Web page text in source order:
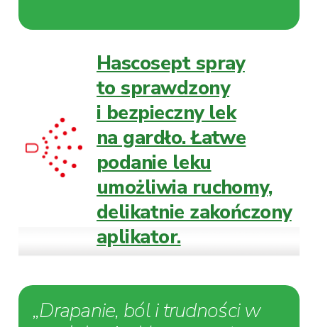
Hascosept spray
to sprawdzony
i bezpieczny lek
na gardło. Łatwe
podanie leku
umożliwia ruchomy,
delikatnie zakończony
aplikator.
„Drapanie, ból i trudności w